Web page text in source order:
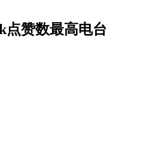
点赞数最高电台